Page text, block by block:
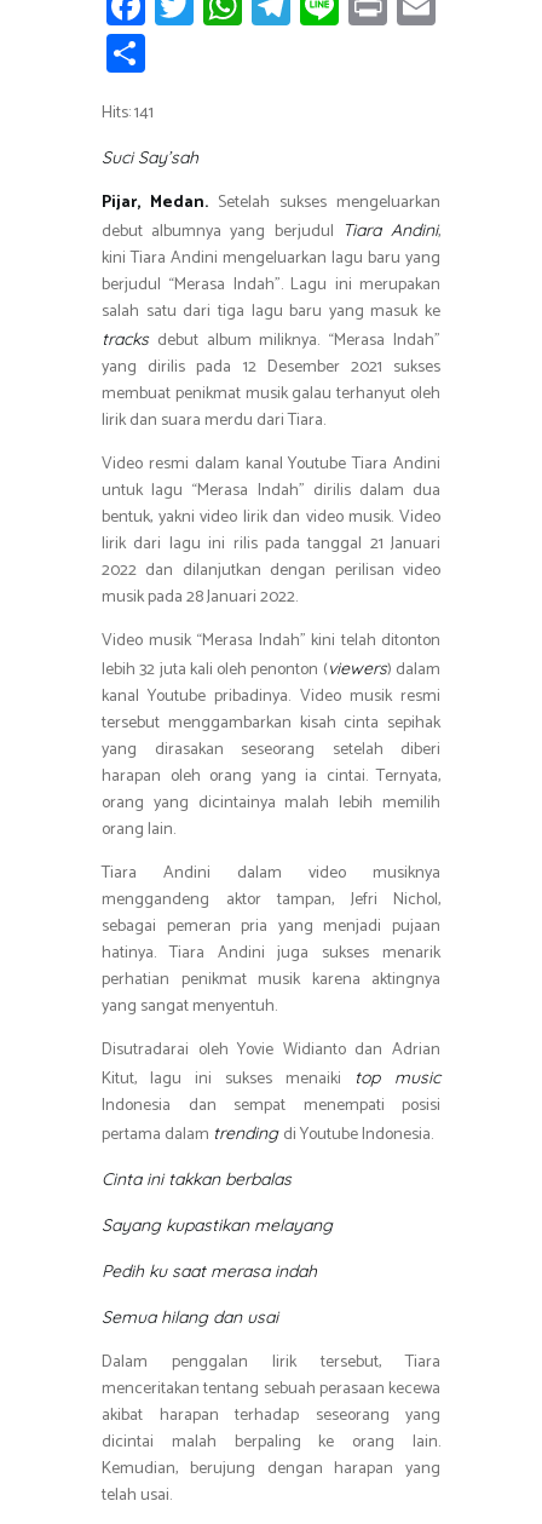
ce
o
ok
wi h
p
p
el
m
n in
h
ar
e
Hits: 141
Suci Say’sah
Pijar, Medan. Setelah sukses mengeluarkan
debut albumnya yang berjudul
Tiara Andini,
kini Tiara Andini mengeluarkan lagu baru yang
berjudul “Merasa Indah”. Lagu ini merupakan
salah satu dari tiga lagu baru yang masuk ke
tracksdebut album miliknya. “Merasa Indah”
yang dirilis pada 12 Desember 2021 sukses
membuat penikmat musik galau terhanyut oleh
lirik dan suara merdu dari Tiara.
Video resmi dalam kanal Youtube Tiara Andini
untuk lagu “Merasa Indah” dirilis dalam dua
bentuk, yakni video lirik dan video musik. Video
lirik dari lagu ini rilis pada tanggal 21 Januari
2022 dan dilanjutkan dengan perilisan video
musik pada 28 Januari 2022.
Video musik “Merasa Indah” kini telah ditonton
lebih 32 juta kali oleh penonton (viewers) dalam
kanal Youtube pribadinya. Video musik resmi
tersebut menggambarkan kisah cinta sepihak
yang dirasakan seseorang setelah diberi
harapan oleh orang yang ia cintai. Ternyata,
orang yang dicintainya malah lebih memilih
orang lain.
Tiara Andini dalam video musiknya
menggandeng aktor tampan, Jefri Nichol,
sebagai pemeran pria yang menjadi pujaan
hatinya. Tiara Andini juga sukses menarik
perhatian penikmat musik karena aktingnya
yang sangat menyentuh.
Disutradarai oleh Yovie Widianto dan Adrian
Kitut, lagu ini sukses menaiki
top music
Indonesia dan sempat menempati posisi
pertama dalam trending di Youtube Indonesia.
Cinta ini takkan berbalas
Sayang kupastikan melayang
Pedih ku saat merasa indah
Semua hilang dan usai
Dalam penggalan lirik tersebut, Tiara
menceritakan tentang sebuah perasaan kecewa
akibat harapan terhadap seseorang yang
dicintai malah berpaling ke orang lain.
Kemudian, berujung dengan harapan yang
telah usai.